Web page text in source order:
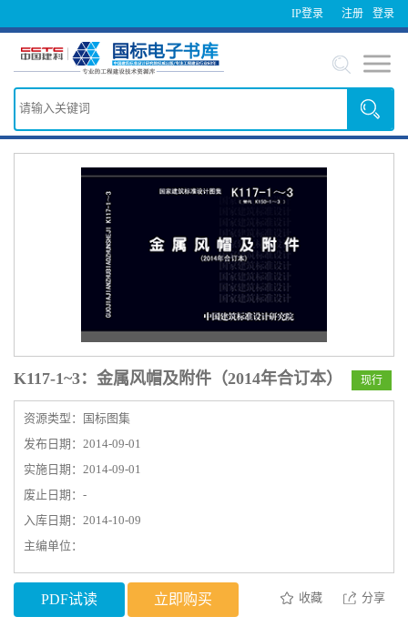
IP登录 登录
注册
K117-1~3：金属风帽及附件（2014年合订本） 现行
资源类型：国标图集
发布日期：2014-09-01
实施日期：2014-09-01
废止日期：-
入库日期：2014-10-09
主编单位：
PDF试读 立即购买 收藏 分享